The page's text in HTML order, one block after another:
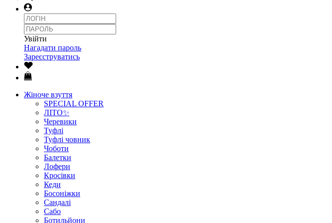
Увійти
Нагадати пароль
Зареєструватись
Жіноче взуття
SPECIAL OFFER
ЛІТО✨
Черевики
Туфлі
Туфлі човник
Чоботи
Балетки
Лофери
Кросівки
Кеди
Босоніжки
Сандалі
Сабо
Ботильйони